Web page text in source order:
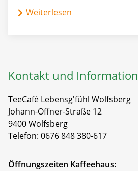
Weiterlesen
Kontakt und Information
TeeCafé Lebensg'fühl Wolfsberg
Johann-Offner-Straße 12
9400 Wolfsberg
Telefon: 0676 848 380-617
Öffnungszeiten Kaffeehaus: